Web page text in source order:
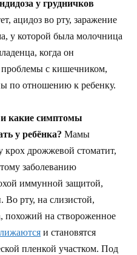
у грудничков
ацидоз во рту, заражение
у которой была молочница
когда он
проблемы с кишечником,
по отношению к ребенку.
какие симптомы
у ребёнка? Мамы
крох дрожжевой стоматит,
заболеванию
иммунной защитой,
рту, на слизистой,
похожий на створоженное
и становятся
пленкой участком. Под